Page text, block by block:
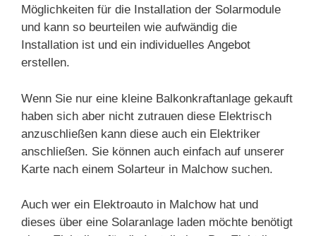
Möglichkeiten für die Installation der Solarmodule
und kann so beurteilen wie aufwändig die
Installation ist und ein individuelles Angebot
erstellen.
Wenn Sie nur eine kleine Balkonkraftanlage gekauft
haben sich aber nicht zutrauen diese Elektrisch
anzuschließen kann diese auch ein Elektriker
anschließen. Sie können auch einfach auf unserer
Karte nach einem Solarteur in Malchow suchen.
Auch wer ein Elektroauto in Malchow hat und
dieses über eine Solaranlage laden möchte benötigt